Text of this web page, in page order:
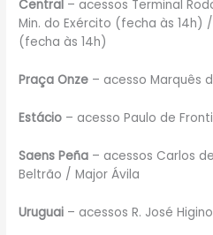
Central – acessos Terminal
Min. do Exército (fecha às 14h)
(fecha às 14h)
Praça Onze – acesso Marquês
Estácio – acesso Paulo de
Saens Peña – acessos Carlos
Beltrão / Major Ávila
Uruguai – acessos R. José